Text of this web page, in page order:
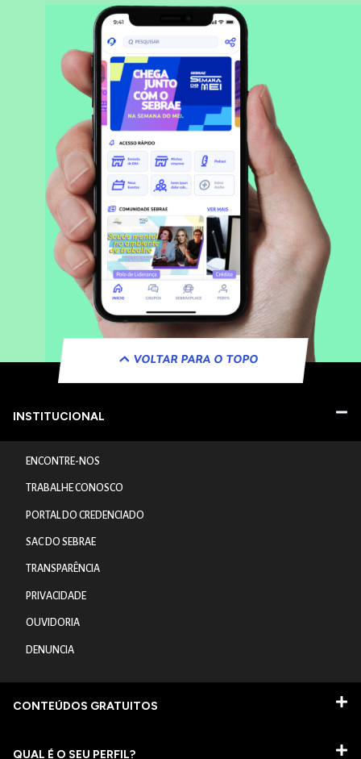
VOLTAR PARA O TOPO
INSTITUCIONAL
ENCONTRE-NOS
TRABALHE CONOSCO
PORTAL DO CREDENCIADO
SAC DO SEBRAE
TRANSPARÊNCIA
PRIVACIDADE
OUVIDORIA
DENUNCIA
CONTEÚDOS GRATUITOS
QUAL É O SEU PERFIL?